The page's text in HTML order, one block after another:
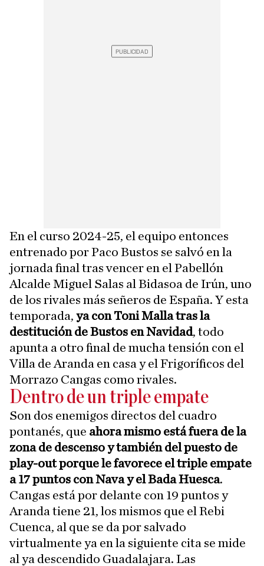
En el curso 2024-25, el equipo entonces
entrenado por Paco Bustos se salvó en la
jornada final tras vencer en el Pabellón
Alcalde Miguel Salas al Bidasoa de Irún, uno
de los rivales más señeros de España. Y esta
temporada, ya con Toni Malla tras la
destitución de Bustos en Navidad, todo
apunta a otro final de mucha tensión con el
Villa de Aranda en casa y el Frigoríficos del
Morrazo Cangas como rivales.
Dentro de un triple empate
Son dos enemigos directos del cuadro
pontanés, que ahora mismo está fuera de la
zona de descenso y también del puesto de
play-out porque le favorece el triple empate
a 17 puntos con Nava y el Bada Huesca.
Cangas está por delante con 19 puntos y
Aranda tiene 21, los mismos que el Rebi
Cuenca, al que se da por salvado
virtualmente ya en la siguiente cita se mide
al ya descendido Guadalajara. Las